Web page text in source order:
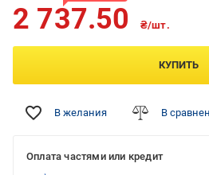
2 737.50 ₴/шт.
КУПИТЬ
В желания В
Оплата частями или кредит